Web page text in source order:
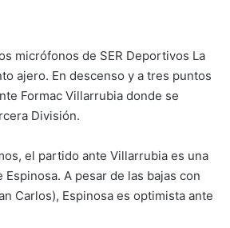
micrófonos de SER Deportivos La
ajero. En descenso y a tres puntos
Formac Villarrubia donde se
División.
el partido ante Villarrubia es una
A pesar de las bajas con
Carlos), Espinosa es optimista ante